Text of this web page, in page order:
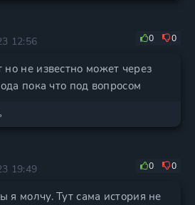
12:56
0 0
не известно может через
пока что под вопросом
19:49
0 0
молчу. Тут сама история не